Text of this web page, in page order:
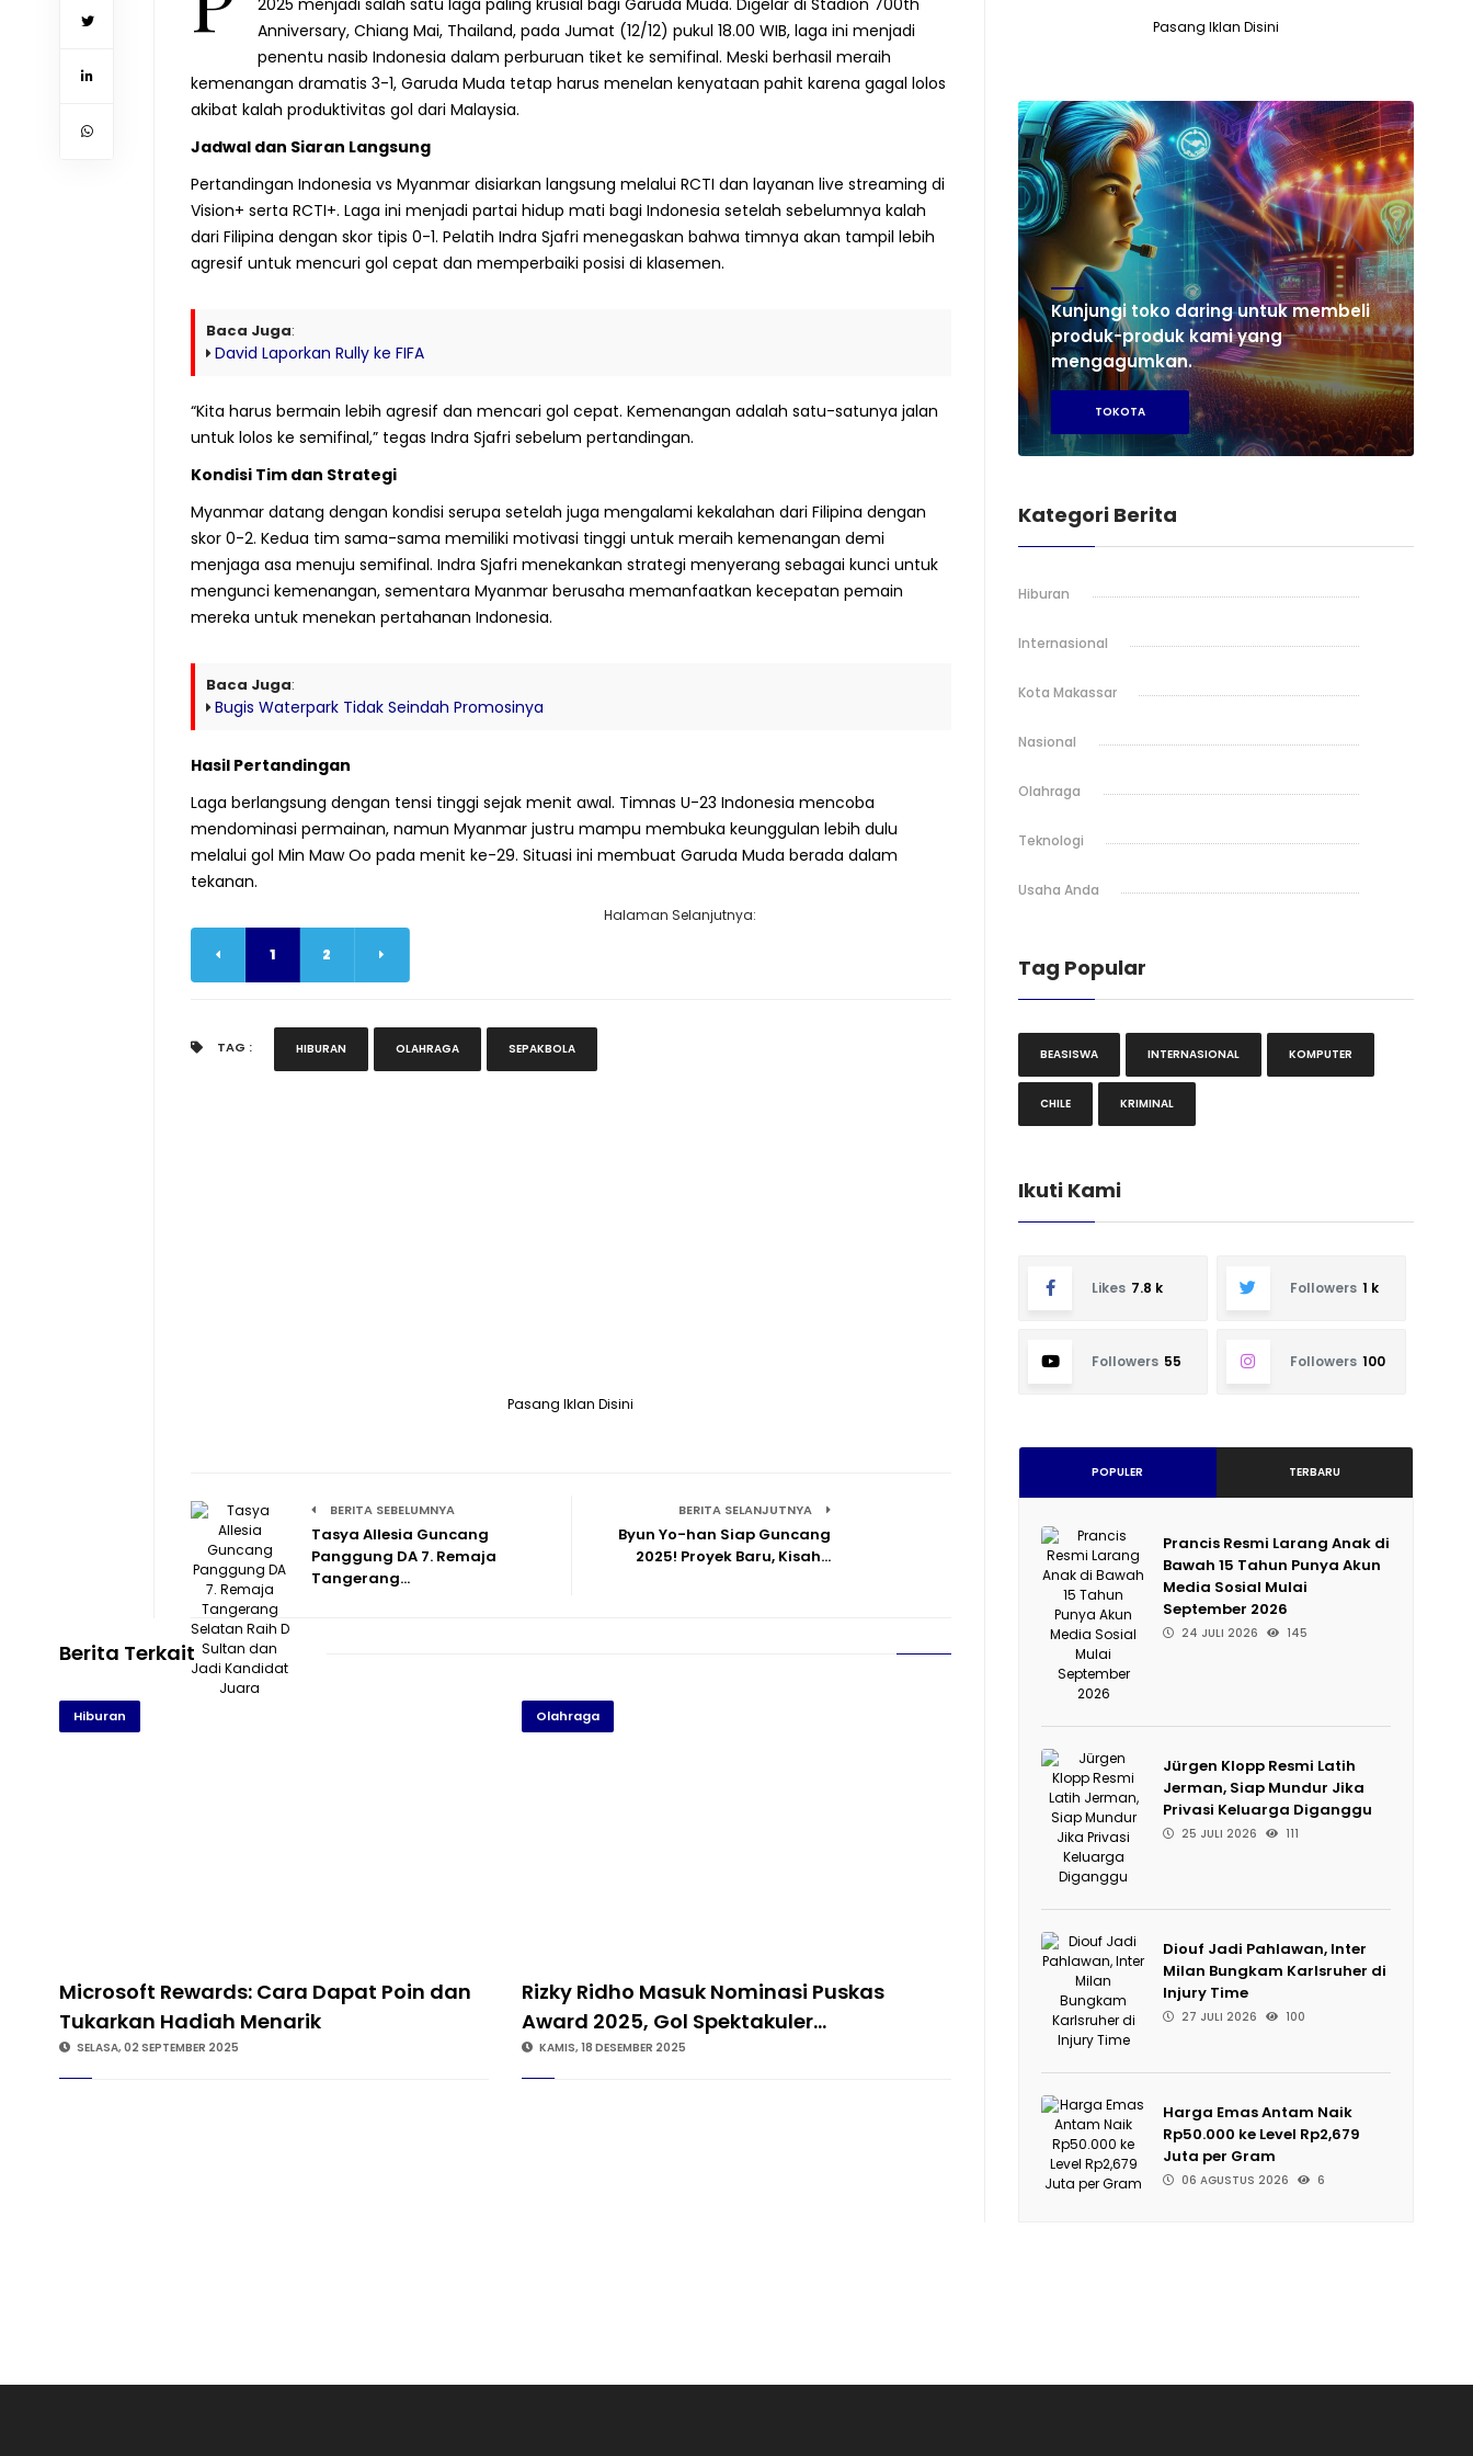
2025 menjadi salah satu laga paling krusial bagi Garuda Muda. Digelar di Stadion 700th
Anniversary, Chiang Mai, Thailand, pada Jumat (12/12) pukul 18.00 WIB, laga ini menjadi
penentu nasib Indonesia dalam perburuan tiket ke semifinal. Meski berhasil meraih
kemenangan dramatis 3-1, Garuda Muda tetap harus menelan kenyataan pahit karena gagal lolos
akibat kalah produktivitas gol dari Malaysia.
Jadwal dan Siaran Langsung
Pertandingan Indonesia vs Myanmar disiarkan langsung melalui RCTI dan layanan live streaming di
Vision+ serta RCTI+. Laga ini menjadi partai hidup mati bagi Indonesia setelah sebelumnya kalah
dari Filipina dengan skor tipis 0-1. Pelatih Indra Sjafri menegaskan bahwa timnya akan tampil lebih
agresif untuk mencuri gol cepat dan memperbaiki posisi di klasemen.
Baca Juga:
David Laporkan Rully ke FIFA
“Kita harus bermain lebih agresif dan mencari gol cepat. Kemenangan adalah satu-satunya jalan
untuk lolos ke semifinal,” tegas Indra Sjafri sebelum pertandingan.
Kondisi Tim dan Strategi
Myanmar datang dengan kondisi serupa setelah juga mengalami kekalahan dari Filipina dengan
skor 0-2. Kedua tim sama-sama memiliki motivasi tinggi untuk meraih kemenangan demi
menjaga asa menuju semifinal. Indra Sjafri menekankan strategi menyerang sebagai kunci untuk
mengunci kemenangan, sementara Myanmar berusaha memanfaatkan kecepatan pemain
mereka untuk menekan pertahanan Indonesia.
Baca Juga:
Bugis Waterpark Tidak Seindah Promosinya
Hasil Pertandingan
Laga berlangsung dengan tensi tinggi sejak menit awal. Timnas U-23 Indonesia mencoba
mendominasi permainan, namun Myanmar justru mampu membuka keunggulan lebih dulu
melalui gol Min Maw Oo pada menit ke-29. Situasi ini membuat Garuda Muda berada dalam
tekanan.
Halaman Selanjutnya:
1 2
TAG : HIBURAN OLAHRAGA SEPAKBOLA
Pasang Iklan Disini
BERITA SEBELUMNYA
Tasya Allesia Guncang
Panggung DA 7. Remaja
Tangerang…
BERITA SELANJUTNYA
Byun Yo-han Siap Guncang
2025! Proyek Baru, Kisah…
Berita Terkait
Hiburan
Microsoft Rewards: Cara Dapat Poin dan
Tukarkan Hadiah Menarik
SELASA, 02 SEPTEMBER 2025
Olahraga
Rizky Ridho Masuk Nominasi Puskas
Award 2025, Gol Spektakuler…
KAMIS, 18 DESEMBER 2025
Pasang Iklan Disini
Kunjungi toko daring untuk membeli
produk-produk kami yang
mengagumkan.
TOKOTA
Kategori Berita
Hiburan
Internasional
Kota Makassar
Nasional
Olahraga
Teknologi
Usaha Anda
Tag Popular
BEASISWA INTERNASIONAL KOMPUTER
CHILE KRIMINAL
Ikuti Kami
Likes 7.8 k Followers 1 k
Followers 55 Followers 100
POPULER TERBARU
Prancis Resmi Larang Anak di
Bawah 15 Tahun Punya Akun
Media Sosial Mulai
September 2026
24 JULI 2026 145
Jürgen Klopp Resmi Latih
Jerman, Siap Mundur Jika
Privasi Keluarga Diganggu
25 JULI 2026 111
Diouf Jadi Pahlawan, Inter
Milan Bungkam Karlsruher di
Injury Time
27 JULI 2026 100
Harga Emas Antam Naik
Rp50.000 ke Level Rp2,679
Juta per Gram
06 AGUSTUS 2026 6